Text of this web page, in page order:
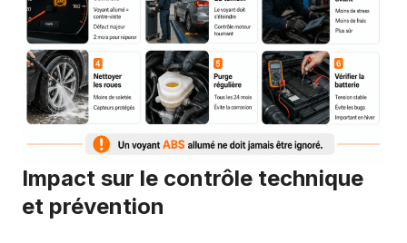
Impact sur le contrôle technique
et prévention